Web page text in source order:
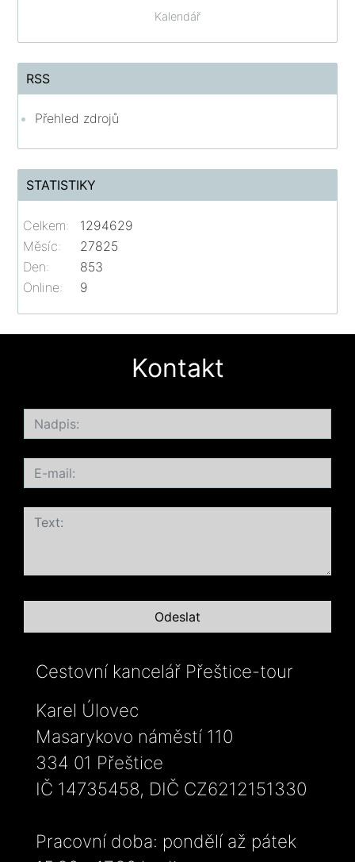
Kalendář
RSS
Přehled zdrojů
STATISTIKY
Online: 9
Celkem:
1294629
Měsíc:
27825
Den:
853
Kontakt
Cestovní kancelář Přeštice-tour
Karel Úlovec
Masarykovo náměstí 110
334 01 Přeštice
IČ 14735458, DIČ CZ6212151330
Pracovní doba: pondělí až pátek